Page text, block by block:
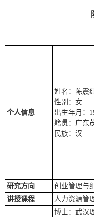
个人信息
姓名：陈震
性别：女
出生年月：
籍贯：广东
民族：汉
研究方向
创业管理与
讲授课程
人力资源管
博士：武汉